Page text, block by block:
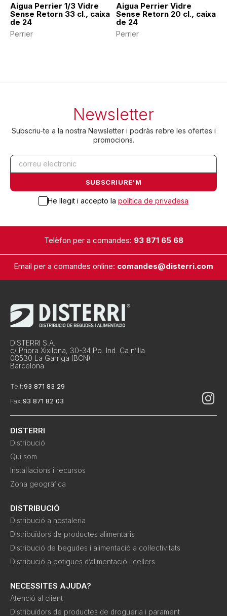
Aigua Perrier 1/3 Vidre
Sense Retorn 33 cl., caixa
de 24
Perrier
Aigua Perrier Vidre
Sense Retorn 20 cl., caixa
de 24
Perrier
Newsletter
Subscriu-te a la nostra Newsletter i podràs rebre les ofertes i
promocions.
He llegit i accepto la política de privadesa
Telèfon per a comandes: 93 871 65 68
Email per a comandes online: comandes@disterri.com
DISTERRI S.A.
c/ Priora Xixilona, 30-34 Po. Ind. Ca n’Illa
08530 La Garriga (BCN)
Barcelona
Telf:93 871 83 29
Fax:93 871 82 03
DISTERRI
Distribució
Qui som
Instal·lacions i recursos
Zona geogràfica
DISTRIBUCIÓ
Distribució a hostaleria
Distribuïdors de productes alimentaris
Distribució de begudes i alimentació a col·lectivitats
Distribució a botigues d’alimentació i cellers
NECESSITES AJUDA?
Atenció al client
Distribuïdors de productes de drogueria i parament